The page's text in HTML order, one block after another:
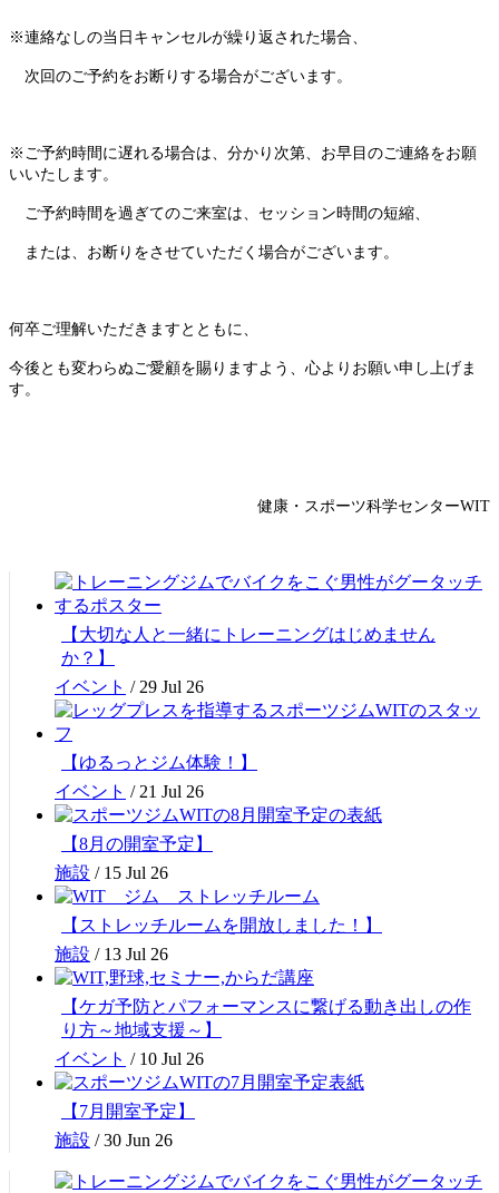
※連絡なしの当日キャンセルが繰り返された場合、
次回のご予約をお断りする場合がございます。
※ご予約時間に遅れる場合は、分かり次第、お早目のご連絡をお願
いいたします。
ご予約時間を過ぎてのご来室は、セッション時間の短縮、
または、お断りをさせていただく場合がございます。
何卒ご理解いただきますとともに、
今後とも変わらぬご愛顧を賜りますよう、心よりお願い申し上げま
す。
健康・スポーツ科学センターWIT
【大切な人と一緒にトレーニングはじめません
か？】
イベント /29 Jul 26
【ゆるっとジム体験！】
イベント /21 Jul 26
【8月の開室予定】
施設 / 15 Jul 26
【ストレッチルームを開放しました！】
施設 / 13 Jul 26
【ケガ予防とパフォーマンスに繋げる動き出しの作
り方～地域支援～】
イベント / 10 Jul 26
【7月開室予定】
施設 /30 Jun 26